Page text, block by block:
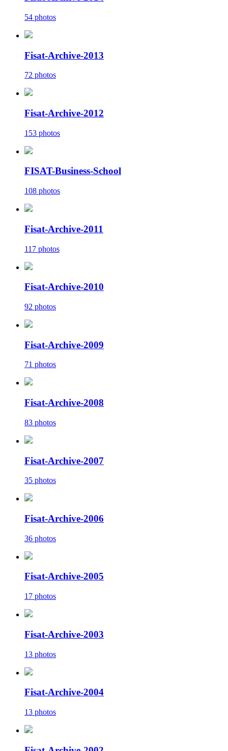
54 photos
Fisat-Archive-2013
72 photos
Fisat-Archive-2012
153 photos
FISAT-Business-School
108 photos
Fisat-Archive-2011
117 photos
Fisat-Archive-2010
92 photos
Fisat-Archive-2009
71 photos
Fisat-Archive-2008
83 photos
Fisat-Archive-2007
35 photos
Fisat-Archive-2006
36 photos
Fisat-Archive-2005
17 photos
Fisat-Archive-2003
13 photos
Fisat-Archive-2004
13 photos